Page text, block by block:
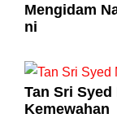
Mengidam
ni
Tan Sri
Kemewahan